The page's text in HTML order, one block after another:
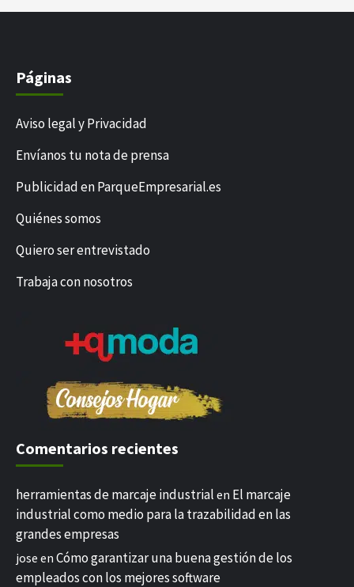
Páginas
Aviso legal y Privacidad
Envíanos tu nota de prensa
Publicidad en ParqueEmpresarial.es
Quiénes somos
Quiero ser entrevistado
Trabaja con nosotros
Comentarios recientes
herramientas de marcaje industrial en El marcaje
industrial como medio para la trazabilidad en las
grandes empresas
jose en Cómo garantizar una buena gestión de los
empleados con los mejores software